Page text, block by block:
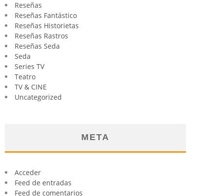
Reseñas
Reseñas Fantástico
Reseñas Historietas
Reseñas Rastros
Reseñas Seda
Seda
Series TV
Teatro
TV & CINE
Uncategorized
META
Acceder
Feed de entradas
Feed de comentarios